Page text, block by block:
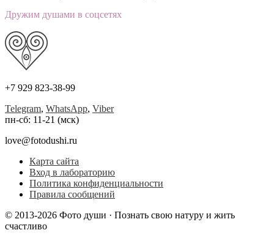
Дружим душами в соцсетях
+7 929 823-38-99
Telegram, WhatsApp, Viber
пн-сб: 11-21 (мск)
love@fotodushi.ru
Карта сайта
Вход в лабораторию
Политика конфиденциальности
Правила сообщений
© 2013-2026 Фото души · Познать свою натуру и жить
счастливо